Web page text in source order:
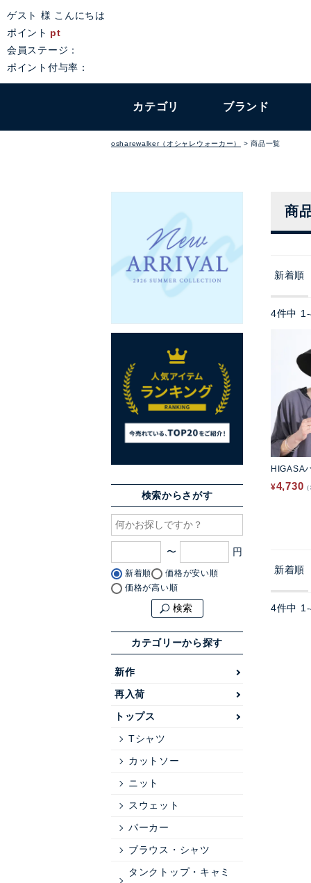
ゲスト 様 こんにちは
ポイント pt
会員ステージ：
ポイント付与率：
カテゴリ ブランド
osharewalker（オシャレウォーカー） 商品一覧
検索からさがす
〜
新着順
価格が安い順
価格が高い順
検索
カテゴリーから探す
新作
再入荷
トップス
Tシャツ
カットソー
ニット
スウェット
パーカー
ブラウス・シャツ
タンクトップ・キャミ
商
新着順
4件中 1 -
HIGASA
¥4,730
新着順
4件中 1 -